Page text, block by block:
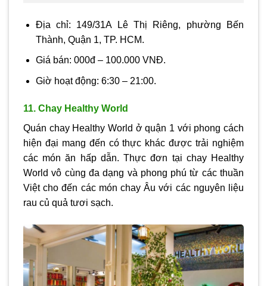
Địa chỉ: 149/31A Lê Thị Riêng, phường Bến
Thành, Quận 1, TP. HCM.
Giá bán: 000đ – 100.000 VNĐ.
Giờ hoạt động: 6:30 – 21:00.
11. Chay Healthy World
Quán chay Healthy World ở quận 1 với phong cách
hiện đại mang đến có thực khác được trải nghiệm
các món ăn hấp dẫn. Thực đơn tại chay Healthy
World vô cùng đa dạng và phong phú từ các thuần
Việt cho đến các món chay Âu với các nguyên liệu
rau củ quả tươi sạch.